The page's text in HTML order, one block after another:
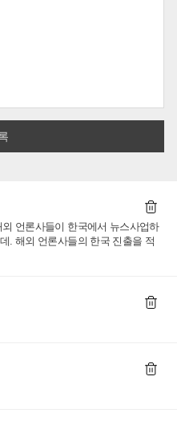
언론사들이 한국에서 뉴스사업하
. 해외 언론사들의 한국 진출을 적